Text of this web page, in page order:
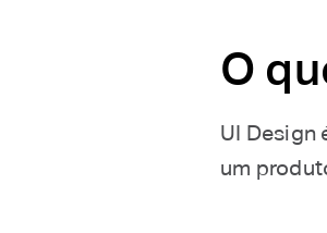
O
UI Design
um